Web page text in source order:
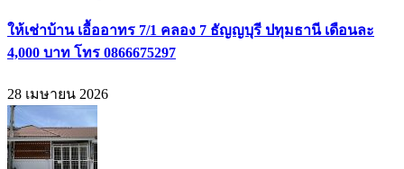
ให้เช่าบ้าน เอื้ออาทร 7/1 คลอง 7 ธัญญบุรี ปทุมธานี เดือนละ
4,000 บาท โทร 0866675297
28 เมษายน 2026